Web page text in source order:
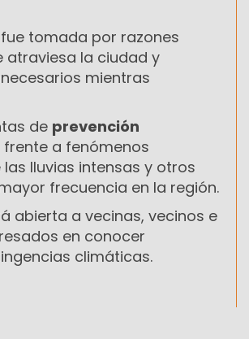
tomada por razones
atraviesa la ciudad y
mientras
de prevención
a fenómenos
lluvias intensas y otros
frecuencia en la región.
abierta a vecinas, vecinos e
en conocer
climáticas.